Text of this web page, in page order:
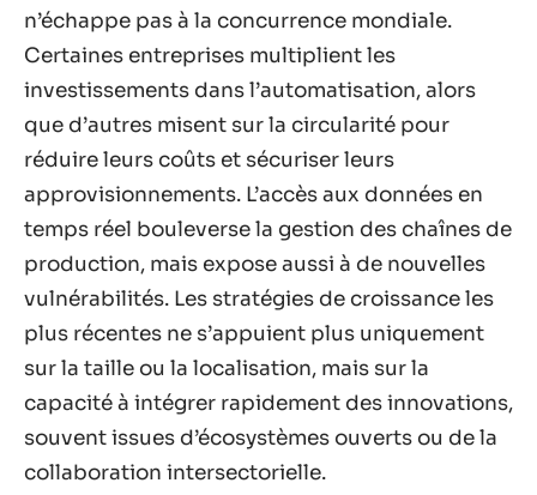
n’échappe pas à la concurrence mondiale.
Certaines entreprises multiplient les
investissements dans l’automatisation, alors
que d’autres misent sur la circularité pour
réduire leurs coûts et sécuriser leurs
approvisionnements. L’accès aux données en
temps réel bouleverse la gestion des chaînes de
production, mais expose aussi à de nouvelles
vulnérabilités. Les stratégies de croissance les
plus récentes ne s’appuient plus uniquement
sur la taille ou la localisation, mais sur la
capacité à intégrer rapidement des innovations,
souvent issues d’écosystèmes ouverts ou de la
collaboration intersectorielle.